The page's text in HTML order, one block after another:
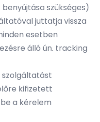
szükséges)
juttatja vissza
esetben
álló ún. tracking
szolgáltatást
kifizetett
a kérelem